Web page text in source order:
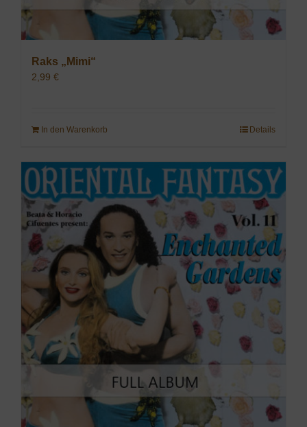
Raks „Mimi“
2,99 €
In den Warenkorb Details